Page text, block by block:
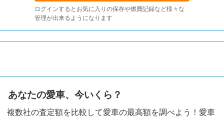
ログインするとお気に入りの保存や燃費記録など様々な
管理が出来るようになります
あなたの愛車、今いくら？
複数社の査定額を比較して愛車の最高額を調べよう！愛車